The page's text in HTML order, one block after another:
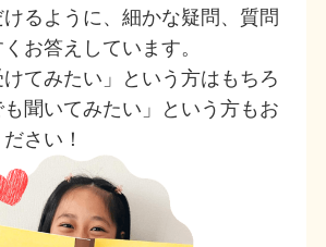
るように、細かな疑問、質問
お答えしています。
けてみたい」という方はもちろ
聞いてみたい」という方もお
さい！